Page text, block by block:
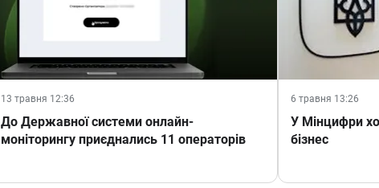
13 травня 12:36
До Державної системи онлайн-
моніторингу приєднались 11 операторів
6 травня 13:26
У Мінцифри
бізнес